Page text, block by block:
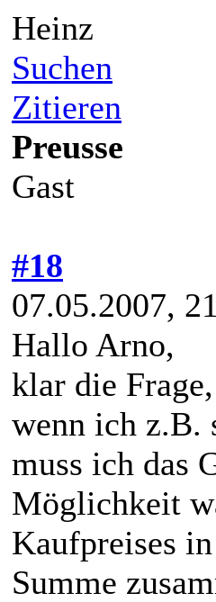
Heinz
Suchen
Zitieren
Preusse
Gast
#18
07.05.2007,
Hallo Arno,
klar die
wenn ich z.B.
muss ich das
Möglichkeit
Kaufpreises
Summe